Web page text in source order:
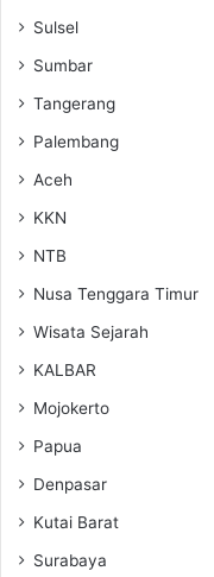
Sulsel
Sumbar
Tangerang
Palembang
Aceh
KKN
NTB
Nusa Tenggara Timur
Wisata Sejarah
KALBAR
Mojokerto
Papua
Denpasar
Kutai Barat
Surabaya